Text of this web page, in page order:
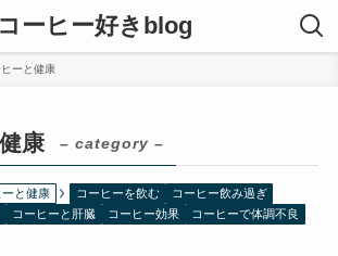
コーヒー好きblog
ーと健康
康 – category –
ーと健康 コーヒーを飲む
コーヒー飲み過ぎ
コーヒーと肝臓 コーヒー効果 コーヒーで体調不良